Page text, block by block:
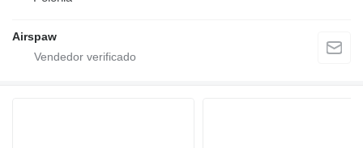
Airspaw